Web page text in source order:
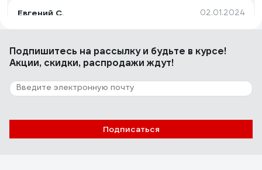
Евгений С. 02.01.2024
Мощность соответствует.
7 отзывов
Отзыв об обогревателе TDM ELECTRIC
230В 15Вт SQ0832-0001
Подпишитесь на рассылкуи будьте в курсе!
Акции, скидки, распродажи ждут!
Подписаться